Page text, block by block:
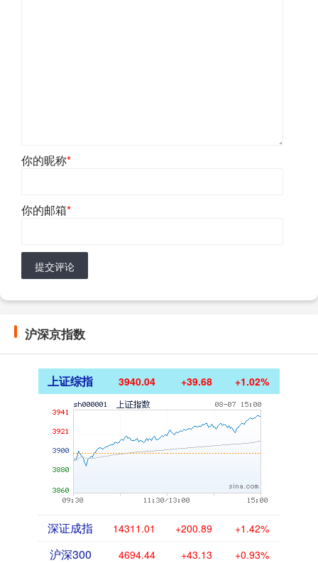
你的昵称*
你的邮箱*
提交评论
沪深京指数
上证综指 3940.04 +39.68 +1.02%
深证成指 14311.01 +200.89 +1.42%
沪深300 4694.44 +43.13 +0.93%